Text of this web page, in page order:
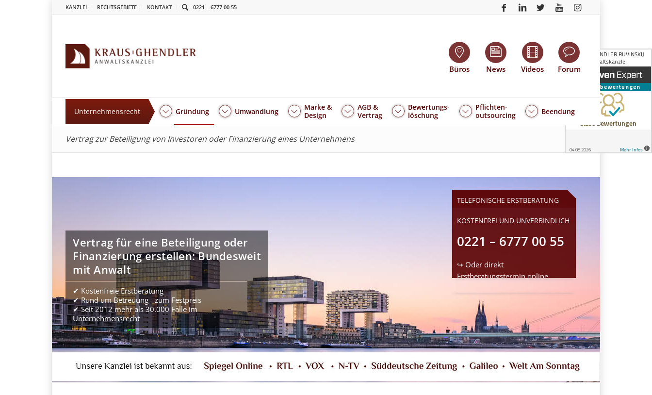
KANZLEI RECHTSGEBIETE KONTAKT 0221 – 6777 00 55
Büros News Videos Forum
Unternehmensrecht Gründung Umwandlung
Marke &
Design
AGB &
Vertrag
Bewertungs-
löschung
Pflichten-
outsourcing
Beendung
Vertrag zur Beteiligung von Investoren oder Finanzierung eines Unternehmens
Vertrag für eine Beteiligung oder
Finanzierung erstellen: Bundesweit
mit Anwalt
✔ Kostenfreie Erstberatung
✔ Rund um Betreuung - zum Festpreis
✔ Seit 2012 mehr als 30.000 Fälle im
Unternehmensrecht
TELEFONISCHE ERSTBERATUNG
KOSTENFREI UND UNVERBINDLICH
0221 – 6777 00 55
↪ Oder direkt
Erstberatungsterminonline